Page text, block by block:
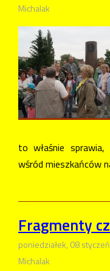
Michalak
to właśnie
wśród mieszkańców
Fragmenty
poniedziałek, 08
Michalak